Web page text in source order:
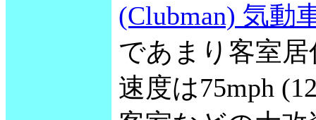
(Clubman) 気動
であまり客室
速度は75mph